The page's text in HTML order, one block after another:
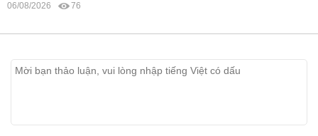
06/08/2026 76